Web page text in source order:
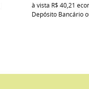
à vista R$ 40,21
Depósito Bancário